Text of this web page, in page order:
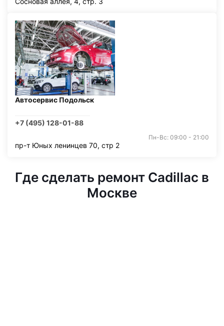
Автосервис Подольск
+7 (495) 128-01-88
Пн-Вс: 09:00 - 21:00
пр-т Юных ленинцев 70, стр 2
Где сделать ремонт Cadillac в
Москве